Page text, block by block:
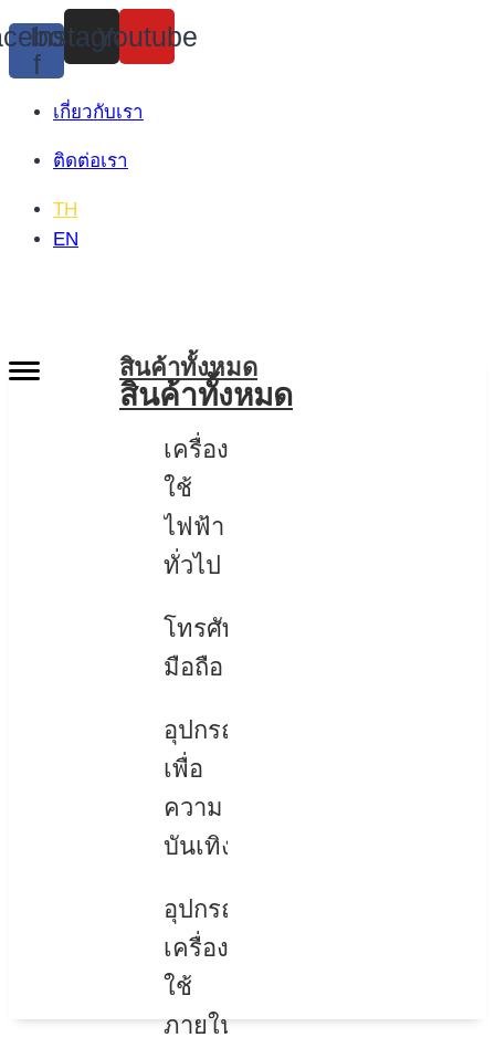
Skip
to
content
f
Instagram
Youtube
เกี่ยวกับเรา
ติดต่อเรา
TH
EN
สินค้าทั้งหมด
สินค้าทั้งหมด
เครื่อง
ใช้
ไฟฟ้า
ทั่วไป
โทรศัพท์
มือถือ
อุปกรณ์
เพื่อ
ความ
บันเทิง
อุปกรณ์
เครื่อง
ใช้
ภายใน